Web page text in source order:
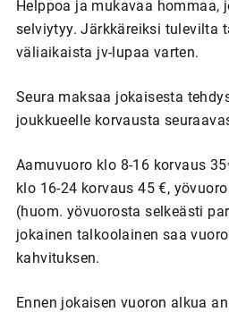
Helppoa ja mukavaa hommaa,
selviytyy. Järkkäreiksi tulevilta
väliaikaista jv-lupaa varten.
Seura maksaa jokaisesta
joukkueelle korvausta
Aamuvuoro klo 8-16 korvaus
klo 16-24 korvaus 45 €,
(huom. yövuorosta selkeästi
jokainen talkoolainen saa
kahvituksen.
Ennen jokaisen vuoron alkua